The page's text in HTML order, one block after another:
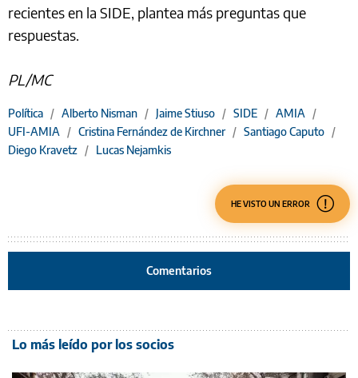
recientes en la SIDE, plantea más preguntas que
respuestas.
PL/MC
Política / Alberto Nisman / Jaime Stiuso / SIDE / AMIA
/
UFI-AMIA
/ Cristina Fernández de Kirchner / Santiago Caputo /
Diego Kravetz / Lucas Nejamkis
HE VISTO UN ERROR
Comentarios
Lo más leído por los socios